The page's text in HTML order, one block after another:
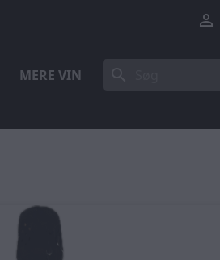

MERE VIN